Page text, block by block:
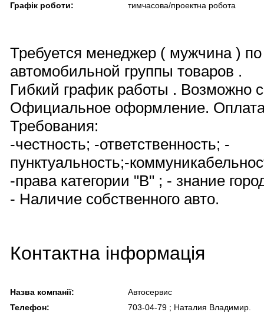
Графік роботи:
тимчасова/проектна робота
Требуется менеджер ( мужчина )
автомобильной группы товаров .
Гибкий график работы . Возможно
Официальное оформление. Оплата
Требования:
-честность; -ответственность; -
пунктуальность;-
-права категории "В" ; - знание
- Наличие собственного авто.
Контактна інформація
Назва компанії:
Автосервис
Телефон:
703-04-79 ; Наталия Владимир.